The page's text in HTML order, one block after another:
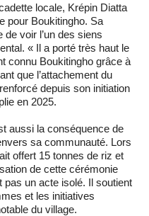
locale, Krépin Diatta
pour Boukitingho. Sa
voir l’un des siens
« Il a porté très haut le
connu Boukitingho grâce à
que l’attachement du
depuis son initiation
en 2025.
aussi la conséquence de
sa communauté. Lors
offert 15 tonnes de riz et
de cette cérémonie
pas un acte isolé. Il soutient
et les initiatives
du village.